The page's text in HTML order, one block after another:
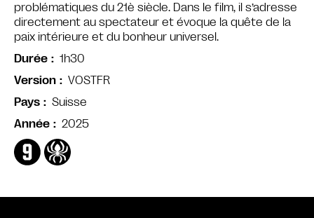
problématiques du 21è siècle. Dans le film, il s’adresse
directement au spectateur et évoque la quête de la
paix intérieure et du bonheur universel.
Durée
1h30
Version
VOSTFR
Pays
Suisse
Année
2025